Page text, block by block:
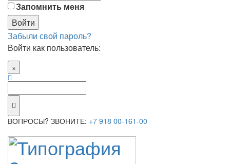
Запомнить меня
Забыли свой пароль?
Войти как пользователь:
×
ВОПРОСЫ? ЗВОНИТЕ: +7 918 00-161-00